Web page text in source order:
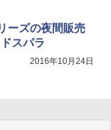
ーズの夜間販売
スパラ
2016年10月24日